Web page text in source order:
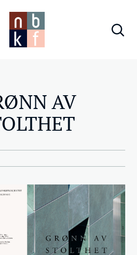
AV